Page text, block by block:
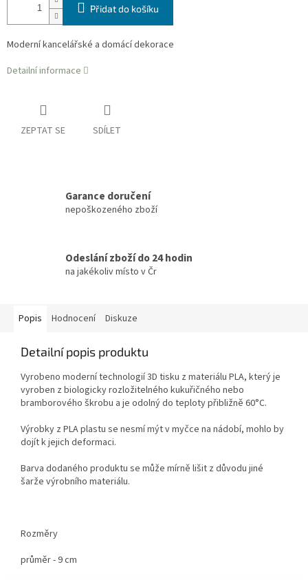
Přidat do košíku
Moderní kancelářské a domácí dekorace
Detailní informace
ZEPTAT SE SDÍLET
Garance doručení
nepoškozeného zboží
Odeslání zboží do 24 hodin
na jakékoliv místo v Čr
Popis Hodnocení Diskuze
Detailní popis produktu
Vyrobeno moderní technologií 3D tisku z materiálu PLA, který je
vyroben z biologicky rozložitelného kukuřičného nebo
bramborového škrobu a je odolný do teploty přibližně 60°C.
Výrobky z PLA plastu se nesmí mýt v myčce na nádobí, mohlo by
dojít k jejich deformaci.
Barva dodaného produktu se může mírně lišit z důvodu jiné
šarže výrobního materiálu.
Rozměry
průměr - 9 cm